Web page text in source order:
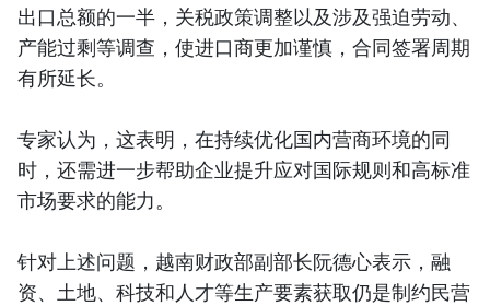
出口总额的一半，关税政策调整以及涉及强迫劳动、
产能过剩等调查，使进口商更加谨慎，合同签署周期
有所延长。
专家认为，这表明，在持续优化国内营商环境的同
时，还需进一步帮助企业提升应对国际规则和高标准
市场要求的能力。
针对上述问题，越南财政部副部长阮德心表示，融
资、土地、科技和人才等生产要素获取仍是制约民营